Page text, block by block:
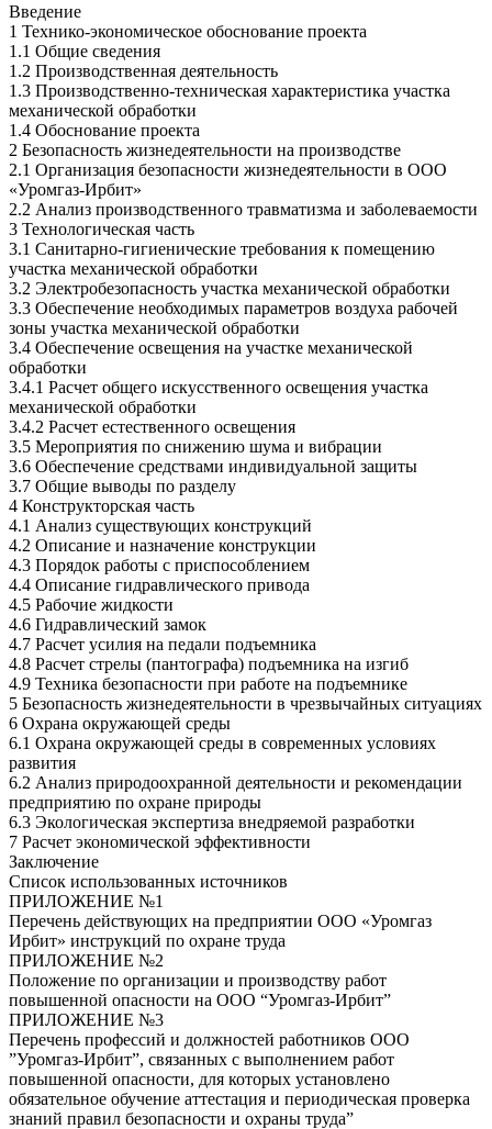
Введение
1 Технико-экономическое обоснование проекта
1.1 Общие сведения
1.2 Производственная деятельность
1.3 Производственно-техническая характеристика участка
механической обработки
1.4 Обоснование проекта
2 Безопасность жизнедеятельности на производстве
2.1 Организация безопасности жизнедеятельности в ООО
«Уромгаз-Ирбит»
2.2 Анализ производственного травматизма и заболеваемости
3 Технологическая часть
3.1 Санитарно-гигиенические требования к помещению
участка механической обработки
3.2 Электробезопасность участка механической обработки
3.3 Обеспечение необходимых параметров воздуха рабочей
зоны участка механической обработки
3.4 Обеспечение освещения на участке механической
обработки
3.4.1 Расчет общего искусственного освещения участка
механической обработки
3.4.2 Расчет естественного освещения
3.5 Мероприятия по снижению шума и вибрации
3.6 Обеспечение средствами индивидуальной защиты
3.7 Общие выводы по разделу
4 Конструкторская часть
4.1 Анализ существующих конструкций
4.2 Описание и назначение конструкции
4.3 Порядок работы с приспособлением
4.4 Описание гидравлического привода
4.5 Рабочие жидкости
4.6 Гидравлический замок
4.7 Расчет усилия на педали подъемника
4.8 Расчет стрелы (пантографа) подъемника на изгиб
4.9 Техника безопасности при работе на подъемнике
5 Безопасность жизнедеятельности в чрезвычайных ситуациях
6 Охрана окружающей среды
6.1 Охрана окружающей среды в современных условиях
развития
6.2 Анализ природоохранной деятельности и рекомендации
предприятию по охране природы
6.3 Экологическая экспертиза внедряемой разработки
7 Расчет экономической эффективности
Заключение
Список использованных источников
ПРИЛОЖЕНИЕ №1
Перечень действующих на предприятии ООО «Уромгаз
Ирбит» инструкций по охране труда
ПРИЛОЖЕНИЕ №2
Положение по организации и производству работ
повышенной опасности на ООО “Уромгаз-Ирбит”
ПРИЛОЖЕНИЕ №3
Перечень профессий и должностей работников ООО
”Уромгаз-Ирбит”, связанных с выполнением работ
повышенной опасности, для которых установлено
обязательное обучение аттестация и периодическая проверка
знаний правил безопасности и охраны труда”